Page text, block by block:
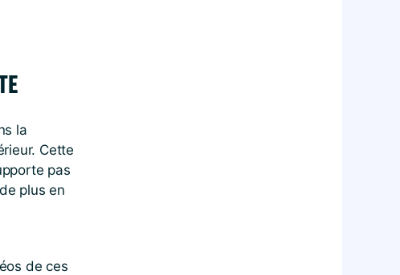
la
Cette
pas
plus en
de ces